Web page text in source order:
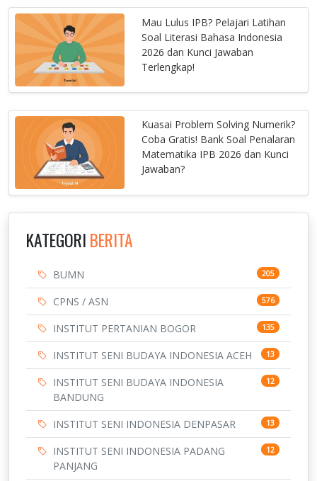
Mau Lulus IPB? Pelajari Latihan
Soal Literasi Bahasa Indonesia
2026 dan Kunci Jawaban
Terlengkap!
Kuasai Problem Solving Numerik?
Coba Gratis! Bank Soal Penalaran
Matematika IPB 2026 dan Kunci
Jawaban?
KATEGORI BERITA
BUMN 205
CPNS / ASN 576
INSTITUT PERTANIAN BOGOR 135
INSTITUT SENI BUDAYA INDONESIA ACEH 13
INSTITUT SENI BUDAYA INDONESIA
BANDUNG
12
INSTITUT SENI INDONESIA DENPASAR 13
INSTITUT SENI INDONESIA PADANG
PANJANG
12